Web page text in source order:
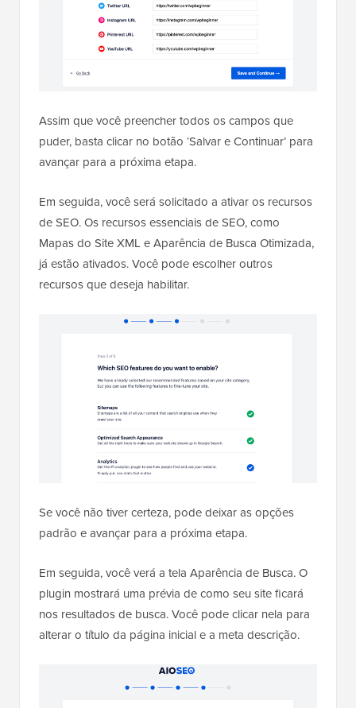
Assim que você preencher todos os campos que
puder, basta clicar no botão ‘Salvar e Continuar’ para
avançar para a próxima etapa.
Em seguida, você será solicitado a ativar os recursos
de SEO. Os recursos essenciais de SEO, como
Mapas do Site XML e Aparência de Busca Otimizada,
já estão ativados. Você pode escolher outros
recursos que deseja habilitar.
Se você não tiver certeza, pode deixar as opções
padrão e avançar para a próxima etapa.
Em seguida, você verá a tela Aparência de Busca. O
plugin mostrará uma prévia de como seu site ficará
nos resultados de busca. Você pode clicar nela para
alterar o título da página inicial e a meta descrição.